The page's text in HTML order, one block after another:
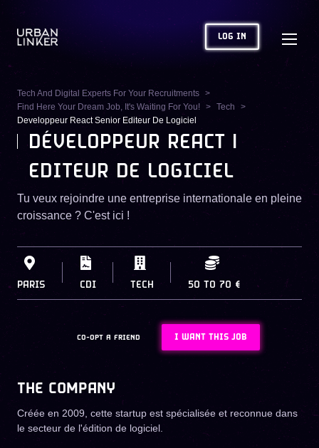
LOG IN
Tech And Digital Experts For Your Recruitments
Find Here Your Dream Job, It's Waiting For You!
Tech
Developpeur React Senior Editeur De Logiciel
DÉVELOPPEUR REACT |
EDITEUR DE LOGICIEL
Tu veux rejoindre une entreprise internationale en pleine
croissance ? C'est ici !
PARIS CDI TECH 50 TO 70 €
CO-OPT A FRIEND I WANT THIS JOB
THE COMPANY
Créée en 2009, cette startup est spécialisée et reconnue dans
le secteur de l'édition de logiciel.